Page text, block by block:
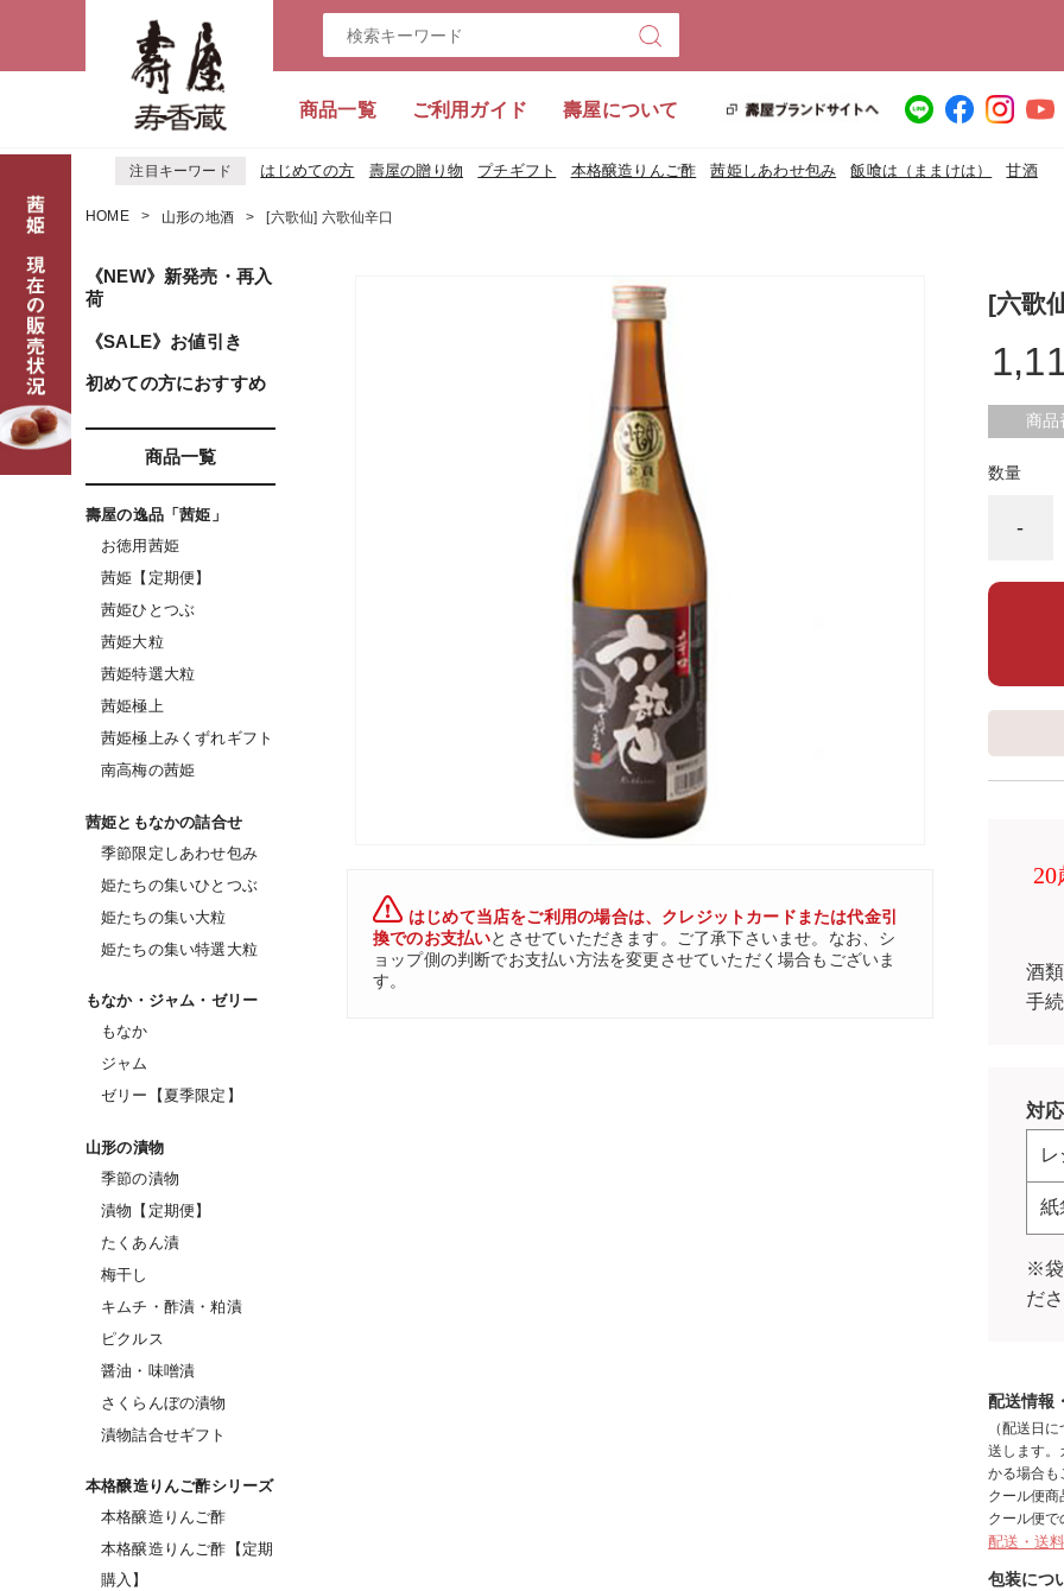
商品一覧 ご利用ガイド 壽屋について
注目キーワード はじめての方 壽屋の贈り物 プチギフト 本格醸造りんご酢 茜姫しあわせ包み 飯喰は（ままけは） 甘酒
HOME 山形の地酒 [六歌仙] 六歌仙辛口
はじめて当店をご利用の場合は、クレジットカードまたは代金引
換でのお支払いとさせていただきます。ご了承下さいませ。なお、シ
ョップ側の判断でお支払い方法を変更させていただく場合もございま
す。
[六歌
商品
数量
-
酒
手
対
紙
※袋
だ
配送情報
（配送日
送します。
かる場合も
クール便
クール便で
配送・送
包装につ
《NEW》新発売・再入
荷
《SALE》お値引き
初めての方におすすめ
商品一覧
壽屋の逸品「茜姫」
お徳用茜姫
茜姫【定期便】
茜姫ひとつぶ
茜姫大粒
茜姫特選大粒
茜姫極上
茜姫極上みくずれギフト
南高梅の茜姫
茜姫ともなかの詰合せ
季節限定しあわせ包み
姫たちの集いひとつぶ
姫たちの集い大粒
姫たちの集い特選大粒
もなか・ジャム・ゼリー
もなか
ジャム
ゼリー【夏季限定】
山形の漬物
季節の漬物
漬物【定期便】
たくあん漬
梅干し
キムチ・酢漬・粕漬
ピクルス
醤油・味噌漬
さくらんぼの漬物
漬物詰合せギフト
本格醸造りんご酢シリーズ
本格醸造りんご酢
本格醸造りんご酢【定期
購入】